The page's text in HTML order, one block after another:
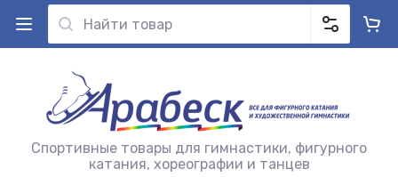
Спортивные товары для гимнастики, фигурного
катания, хореографии и танцев